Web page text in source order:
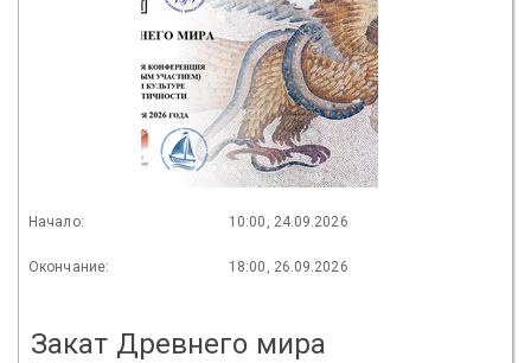
Начало: 10:00, 24.09.2026
Окончание: 18:00, 26.09.2026
Закат Древнего мира